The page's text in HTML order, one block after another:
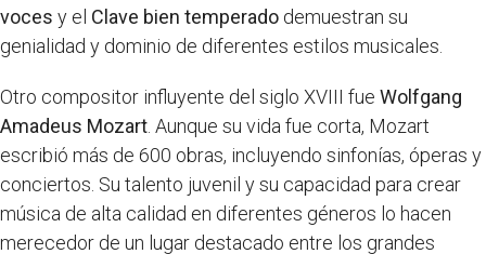
voces y el Clave bien temperado demuestran su
genialidad y dominio de diferentes estilos musicales.
Otro compositor influyente del siglo XVIII fue Wolfgang
Amadeus Mozart . Aunque su vida fue corta, Mozart
escribió más de 600 obras, incluyendo sinfonías, óperas y
conciertos. Su talento juvenil y su capacidad para crear
música de alta calidad en diferentes géneros lo hacen
merecedor de un lugar destacado entre los grandes